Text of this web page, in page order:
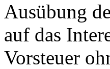
Ausübung
auf das
Vorsteuer